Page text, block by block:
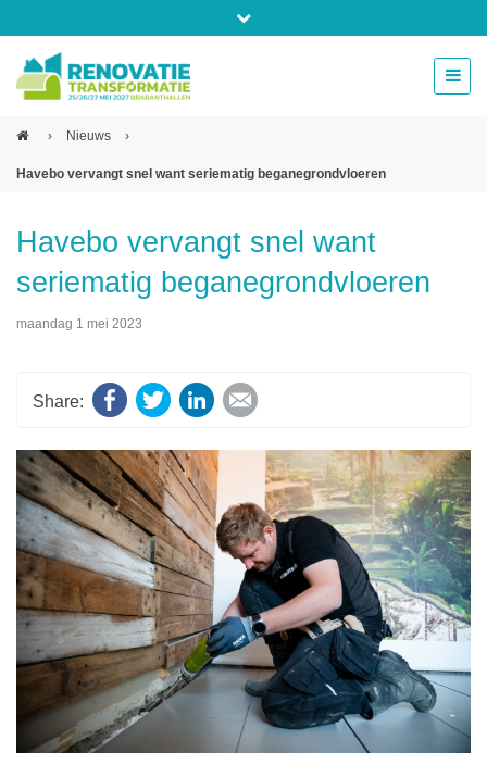
beurs@54events.nl
› Nieuws ›
Havebo vervangt snel want seriematig beganegrondvloeren
Havebo vervangt snel want
seriematig beganegrondvloeren
maandag 1 mei 2023
Facebook
Twitter LinkedIn